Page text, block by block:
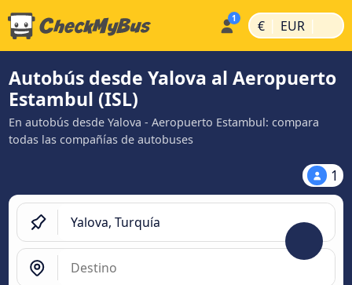
€ | EUR |
Autobús desde Yalova al Aeropuerto
Estambul (ISL)
En autobús desde Yalova - Aeropuerto Estambul: compara
todas las compañías de autobuses
1